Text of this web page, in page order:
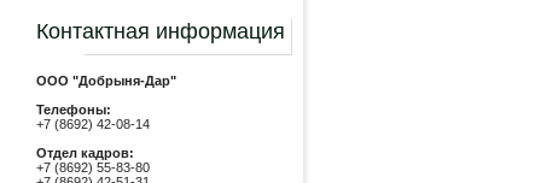
Контактная информация
ООО "Добрыня-Дар"
Телефоны:
+7 (8692) 42-08-14
Отдел кадров:
+7 (8692) 55-83-80